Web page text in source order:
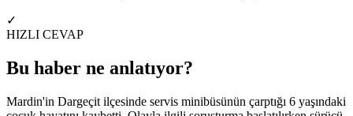
✓
HIZLI CEVAP
Bu haber ne anlatıyor?
Mardin'in Dargeçit ilçesinde servis minibüsünün çarptığı 6 yaşındaki